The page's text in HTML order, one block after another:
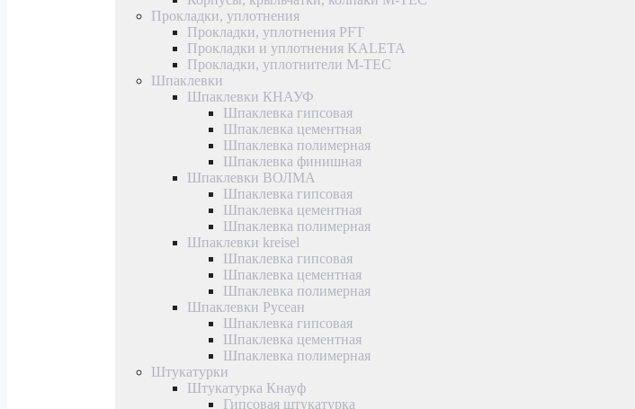
Прокладки, уплотнения
Прокладки, уплотнения PFT
Прокладки и уплотнения KALETA
Прокладки, уплотнители M-TEC
Шпаклевки
Шпаклевки КНАУФ
Шпаклевка гипсовая
Шпаклевка цементная
Шпаклевка полимерная
Шпаклевка финишная
Шпаклевки ВОЛМА
Шпаклевка гипсовая
Шпаклевка цементная
Шпаклевка полимерная
Шпаклевки kreisel
Шпаклевка гипсовая
Шпаклевка цементная
Шпаклевка полимерная
Шпаклевки Русеан
Шпаклевка гипсовая
Шпаклевка цементная
Шпаклевка полимерная
Штукатурки
Штукатурка Кнауф
Гипсовая штукатурка